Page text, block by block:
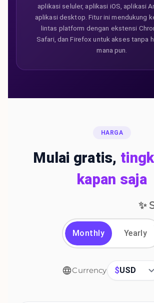
aplikasi seluler, aplikasi iOS, aplikasi
aplikasi desktop. Fitur ini mendukung
lintas platform dengan ekstensi
Safari, dan Firefox untuk akses tanpa
mana pun.
HARGA
Mulai gratis,
kapan saja
✨
Monthly Yearly
Currency $USD